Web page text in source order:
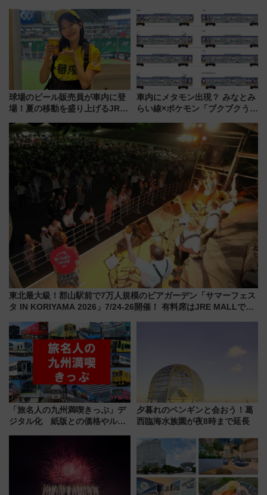
ア「LAKESIDE PARK」（埼玉
県越谷市）
オープン 秋からはビストロ営業
も！
球場のビール販売員が車内に登
場！夏の移動を盛り上げるJR九
月7日限定 ソフトバンクホーク
スとコラボ
車内にメタモン出現？ みなとみ
らい線×ポケモン「ブクブクうみ
行開始に！ この夏は直通列車で
東北最大級！郡山駅前で7万人規模のビアガーデン「サマーフェス
タ IN KORIYAMA 2026」7/24-26開催！ 有料席はJRE MALLで予
「旅名人の九州満喫きっぷ」デ
ジタル化 紙版との価格やルー
夕暮れのペンギンと会おう！葛
西臨海水族園が夜8時まで延長